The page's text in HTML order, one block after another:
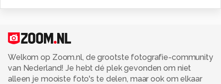
Welkom op Zoom.nl, de grootste fotografie-community
van Nederland! Je hebt dé plek gevonden om niet
alleen je mooiste foto's te delen, maar ook om elkaar